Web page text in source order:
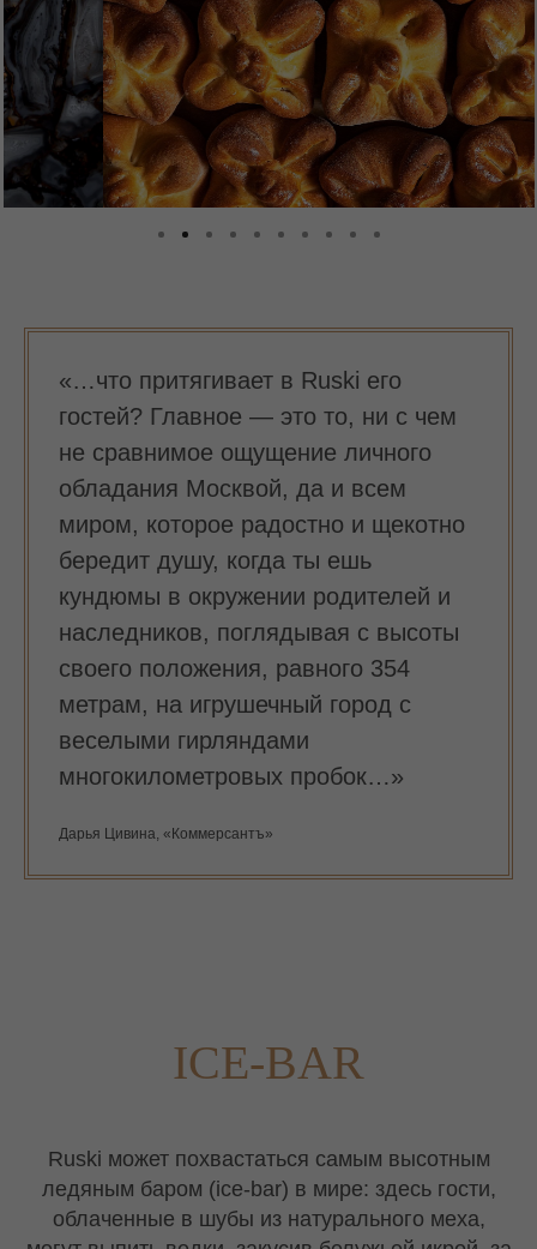
«…что притягивает в Ruski его
гостей? Главное — это то, ни с чем
не сравнимое ощущение личного
обладания Москвой, да и всем
миром, которое радостно и щекотно
бередит душу, когда ты ешь
кундюмы в окружении родителей и
наследников, поглядывая с высоты
своего положения, равного 354
метрам, на игрушечный город с
веселыми гирляндами
многокилометровых пробок…»
Дарья Цивина, «Коммерсантъ»
ICE-BAR
Ruski может похвастаться самым высотным
ледяным баром (ice-bar) в мире: здесь гости,
облаченные в шубы из натурального меха,